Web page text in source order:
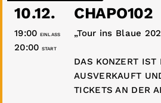
10.12.
EINLASS
19:00
START
20:00
CHAPO102
„Tour ins Blaue
DAS KONZERT IST
AUSVERKAUFT
TICKETS AN DER